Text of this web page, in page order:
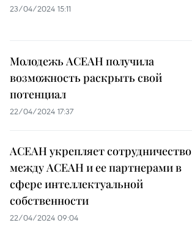
23/04/2024 15:11
Молодежь АСЕАН получила
возможность раскрыть свой
потенциал
22/04/2024 17:37
АСЕАН укрепляет сотрудничество
между АСЕАН и ее партнерами в
сфере интеллектуальной
собственности
22/04/2024 09:04